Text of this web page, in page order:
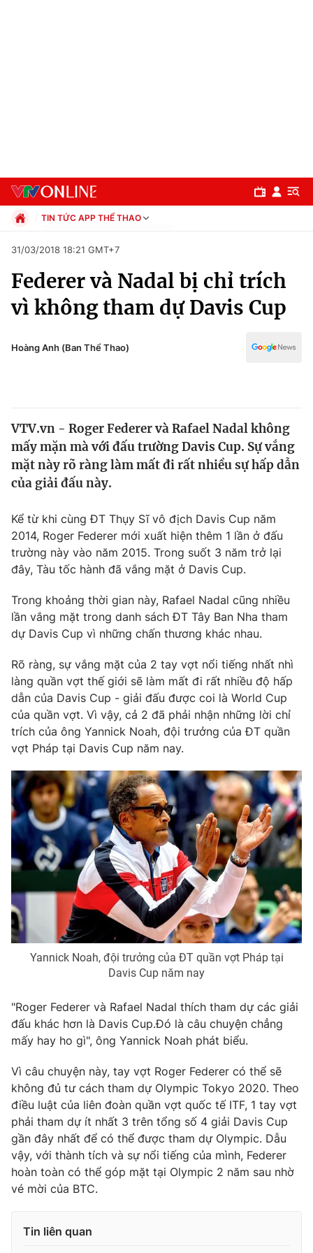
Chuyên mục
Chính trị
Xã hội
Y tế
Thế giới
Thế giới đó đây
Câu chuyện quốc tế
Kinh tế
Tài chính
Thị trường
Góc doanh nghiệp
Dữ liệu và đời sống
Truyền hình
Phim VTV
Hậu trường
Nhân vật
Khán giả
Giải sao mai
Giải trí
Điện ảnh
Âm nhạc
Sao
Đời sống
Du lịch
Làm đẹp
Chất lượng cuộc sống
Giáo dục
Tuyển sinh
Học trực tuyến
Hitech Công nghệ tương lai
Sản phẩm
Thị trường
Tư vấn
Giao lưu trực tuyến
Lịch phát sóng
Chuyên mục khác
Emagazine Podcast
Photo Infographic
Video Shorts video
VTV Money VTV Thể thao
VTV Sức khoẻ Bất động sản
Thị trường 24h Tấm lòng Việt
VTV4 Vươn mình bằng AI
TIN TỨC APP THỂ THAO
Xã hội
Pháp luật
Thể thao
Văn hóa - Giải trí
Giáo dục
31/03/2018 18:21 GMT+7
Federer và Nadal bị chỉ trích
vì không tham dự Davis Cup
Hoàng Anh (Ban Thể Thao)
VTV.vn - Roger Federer và Rafael Nadal không
mấy mặn mà với đấu trường Davis Cup. Sự vắng
mặt này rõ ràng làm mất đi rất nhiều sự hấp dẫn
của giải đấu này.
Kể từ khi cùng ĐT Thụy Sĩ vô địch Davis Cup năm
2014, Roger Federer mới xuất hiện thêm 1 lần ở đấu
trường này vào năm 2015. Trong suốt 3 năm trở lại
đây, Tàu tốc hành đã vắng mặt ở Davis Cup.
Trong khoảng thời gian này, Rafael Nadal cũng nhiều
lần vắng mặt trong danh sách ĐT Tây Ban Nha tham
dự Davis Cup vì những chấn thương khác nhau.
Rõ ràng, sự vắng mặt của 2 tay vợt nổi tiếng nhất nhì
làng quần vợt thế giới sẽ làm mất đi rất nhiều độ hấp
dẫn của Davis Cup - giải đấu được coi là World Cup
của quần vợt. Vì vậy, cả 2 đã phải nhận những lời chỉ
trích của ông Yannick Noah, đội trưởng của ĐT quần
vợt Pháp tại Davis Cup năm nay.
Yannick Noah, đội trưởng của ĐT quần vợt Pháp tại
Davis Cup năm nay
"Roger Federer và Rafael Nadal thích tham dự các giải
đấu khác hơn là Davis Cup.Đó là câu chuyện chẳng
mấy hay ho gì", ông Yannick Noah phát biểu.
Vì câu chuyện này, tay vợt Roger Federer có thể sẽ
không đủ tư cách tham dự Olympic Tokyo 2020. Theo
điều luật của liên đoàn quần vợt quốc tế ITF, 1 tay vợt
phải tham dự ít nhất 3 trên tổng số 4 giải Davis Cup
gần đây nhất để có thể được tham dự Olympic. Dẫu
vậy, với thành tích và sự nổi tiếng của mình, Federer
hoàn toàn có thể góp mặt tại Olympic 2 năm sau nhờ
vé mời của BTC.
Tin liên quan